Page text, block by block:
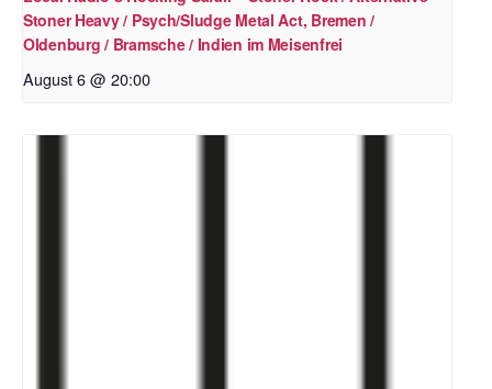
Stoner Heavy / Psych/Sludge Metal Act, Bremen /
Oldenburg / Bramsche / Indien im Meisenfrei
August 6 @ 20:00